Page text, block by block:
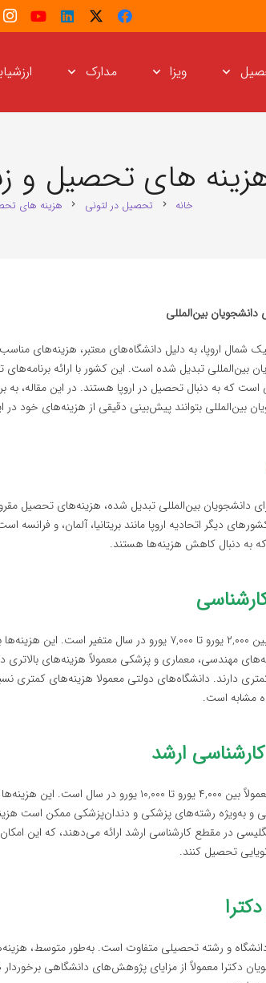
ویزا مدارک
های تحصیل و
خانه chevron_right تحصیل در لتونی chevron_right هزینه‌ های
بین‌المللی
شمال اروپا، به دلیل دانشگاه‌های معتبر، هزینه‌های
تبدیل شده است. این کشور با ارائه برنامه‌های
که به دنبال تحصیل در اروپا هستند. در این مقاله،
بین‌المللی بتوانند پیش‌بینی دقیقی از هزینه‌های خود در
دانشجویان بین‌المللی تبدیل شده، هزینه‌های تحصیل
دیگر اتحادیه اروپا مانند بریتانیا، آلمان، و
به دنبال کاهش هزینه‌ها هستند.
هزینه‌های تحصیل در مقطع کارشناسی در لتونی معمولاً بین ۲,۰۰۰ یورو تا ۷,۰۰۰ یورو
مهندسی، معماری و پزشکی معمولاً هزینه‌های بالاتری
دارند. دانشگاه‌های دولتی معمولا هزینه‌های کمتری
مشابه است.
در مقطع کارشناسی ارشد، هزینه‌های تحصیل در لتونی معمولاً بین ۴,۰۰۰ یورو
و به‌ویژه رشته‌های پزشکی و دندان‌پزشکی ممکن است
در مقطع کارشناسی ارشد ارائه می‌دهند، که این
تحصیل کنند.
و رشته تحصیلی متفاوت است. به‌طور متوسط،
در سال است. دانشجویان دکترا معمولاً از مزایای پژوهش‌های دانشگاهی